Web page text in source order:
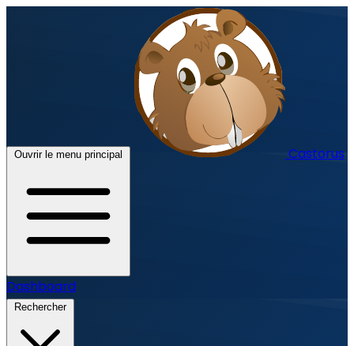
Ouvrir le menu principal Castorus
Dashboard
Rechercher